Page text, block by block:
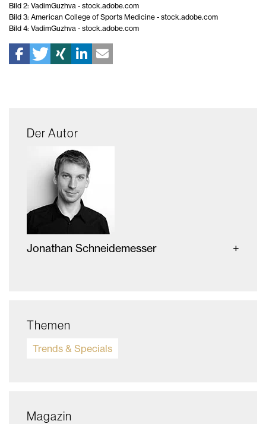
Bild 2: VadimGuzhva - stock.adobe.com
Bild 3: American College of Sports Medicine - stock.adobe.com
Bild 4: VadimGuzhva - stock.adobe.com
Der Autor
Jonathan Schneidemesser
Themen
Trends & Specials
Magazin